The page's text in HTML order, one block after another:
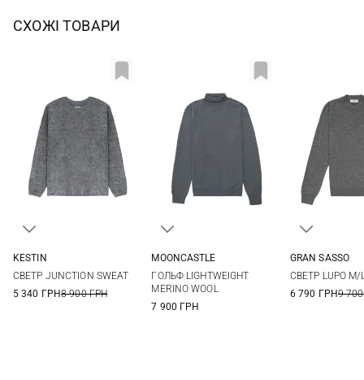
СХОЖІ ТОВАРИ
KESTIN
СВЕТР JUNCTION SWEAT
5 340 ГРН8 900 ГРН
MOONCASTLE
ГОЛЬФ LIGHTWEIGHT
MERINO WOOL
7 900 ГРН
GRAN SASSO
СВЕТР LUPO
6 790 ГРН9